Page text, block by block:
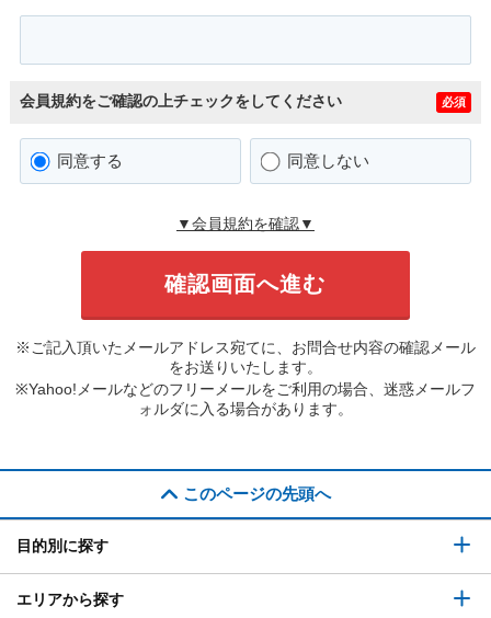
会員規約をご確認の上チェックをしてください 必須
同意する 同意しない
▼会員規約を確認▼
※ご記入頂いたメールアドレス宛てに、お問合せ内容の確認メール
をお送りいたします。
※Yahoo!メールなどのフリーメールをご利用の場合、迷惑メールフ
ォルダに入る場合があります。
このページの先頭へ
目的別に探す
エリアから探す